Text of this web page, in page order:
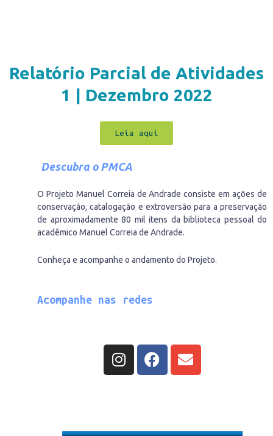
Relatório Parcial de Atividades
1 | Dezembro 2022
Leia aqui
Descubra o PMCA
O Projeto Manuel Correia de Andrade consiste em ações de
conservação, catalogação e extroversão para a preservação
de aproximadamente 80 mil itens da biblioteca pessoal do
acadêmico Manuel Correia de Andrade.
Conheça e acompanhe o andamento do Projeto.
Acompanhe nas redes